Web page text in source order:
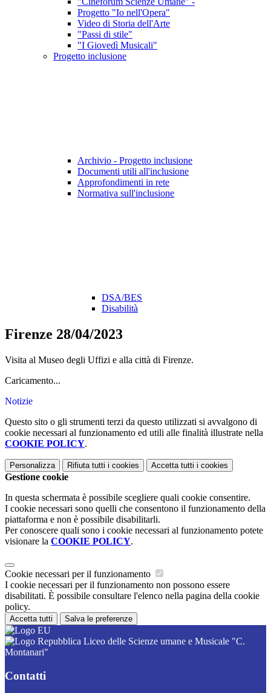
Progetto "Io nell'Opera"
Video di Storia dell'Arte
"Passi di stile"
"I Giovedì Musicali"
Progetto inclusione
Archivio - Progetto inclusione
Documenti utili all'inclusione
Approfondimenti in rete
Normativa sull'inclusione
DSA/BES
Disabilità
Firenze 28/04/2023
Visita al Museo degli Uffizi e alla città di Firenze.
Caricamento...
Notizie
Questo sito o gli strumenti terzi da questo utilizzati si avvalgono di
cookie necessari al funzionamento ed utili alle finalità illustrate nella
COOKIE POLICY.
Personalizza Rifiuta tutti i cookies Accetta tutti i cookies
Gestione cookie
In questa schermata è possibile scegliere quali cookie consentire.
I cookie necessari sono quelli che consentono il funzionamento della
piattaforma e non è possibile disabilitarli.
Per conoscere quali sono i cookie necessari al funzionamento potete
visionare la COOKIE POLICY.
Cookie necessari per il funzionamento
I cookie necessari per il funzionamento non possono essere
disabilitati. È possibile consultare l'elenco nella pagina della cookie
policy.
Accetta tutti Salva le preferenze
Liceo delle Scienze umane e Musicale "C.
Montanari"
Contatti